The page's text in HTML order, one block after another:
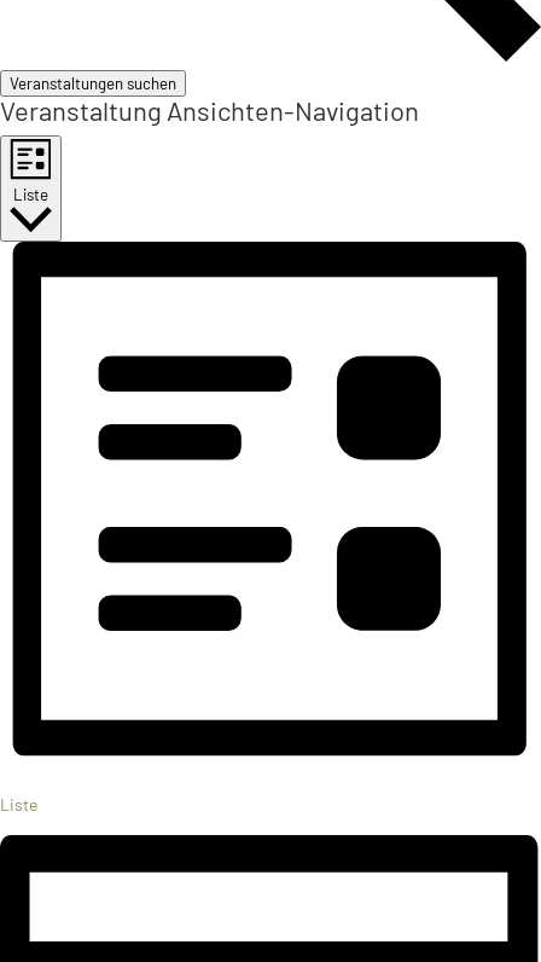
Veranstaltungen suchen
Veranstaltung Ansichten-Navigation
Liste
Liste